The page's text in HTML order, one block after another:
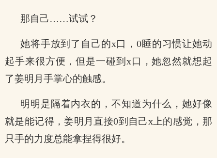
那自己……试试？
她将手放到了自己的x口，0睡的习惯让她动
起手来很方便，但是一碰到x口，她忽然就想起
了姜明月手掌心的触感。
明明是隔着内衣的，不知道为什么，她好像
就是能记得，姜明月直接0到自己x上的感觉，那
只手的力度总能拿捏得很好。